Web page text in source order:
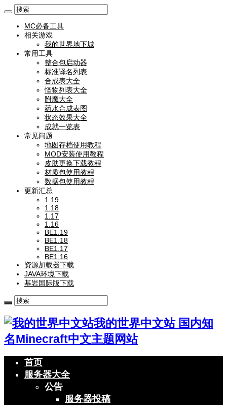
MC必备工具
相关游戏
我的世界地下城
常用工具
整合包启动器
标准译名列表
合成表大全
怪物列表大全
附魔大全
药水合成表图
状态效果大全
成就一览表
常见问题
地图存档使用教程
MOD安装使用教程
皮肤更换下载教程
材质包使用教程
数据包使用教程
更新汇总
1.19
1.18
1.17
1.16
BE1.19
BE1.18
BE1.17
BE1.16
资源加载器下载
JAVA环境下载
基岩国际版下载
我的世界中文站 国内知
名Minecraft中文主题网站
首页
服务器大全
公告
服务器投稿